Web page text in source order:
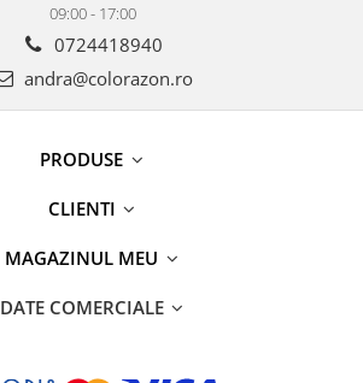
09:00 - 17:00
0724418940
andra@colorazon.ro
PRODUSE
CLIENTI
MAGAZINUL MEU
DATE COMERCIALE